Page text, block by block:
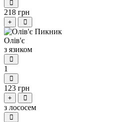
218 грн
+
Олів'є
з язиком
1
123 грн
+
з лососем